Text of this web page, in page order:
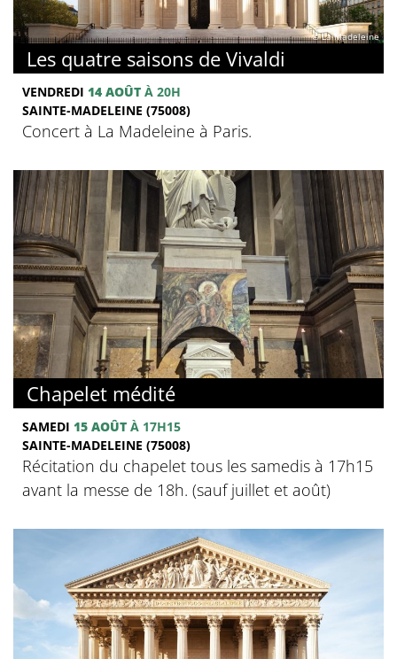
© La Madeleine
Les quatre saisons de Vivaldi
VENDREDI 14 AOÛT À 20H
SAINTE-MADELEINE (75008)
Concert à La Madeleine à Paris.
Chapelet médité
SAMEDI 15 AOÛT À 17H15
SAINTE-MADELEINE (75008)
Récitation du chapelet tous les samedis à 17h15
avant la messe de 18h. (sauf juillet et août)